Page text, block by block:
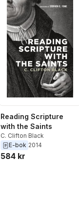
Reading Scripture
with the Saints
C. Clifton Black
E-bok 2014
584 kr